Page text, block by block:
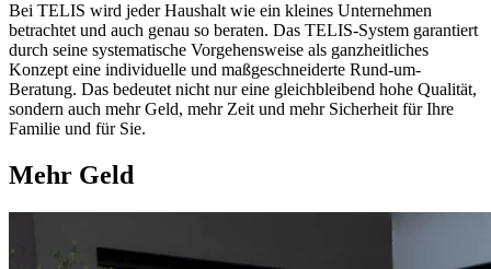
Bei TELIS wird jeder Haushalt wie ein kleines Unternehmen
betrachtet und auch genau so beraten. Das TELIS-System garantiert
durch seine systematische Vorgehensweise als ganzheitliches
Konzept eine individuelle und maßgeschneiderte Rund-um-
Beratung. Das bedeutet nicht nur eine gleichbleibend hohe Qualität,
sondern auch mehr Geld, mehr Zeit und mehr Sicherheit für Ihre
Familie und für Sie.
Mehr Geld